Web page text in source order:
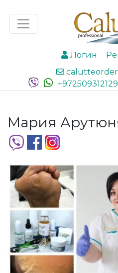
Логин
+972509312129
Мария